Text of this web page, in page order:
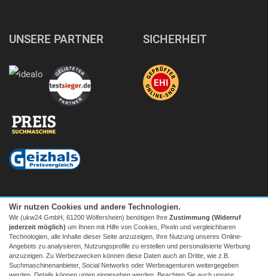
UNSERE PARTNER SICHERHEIT
Facebook| twitter
Wir nutzen Cookies und andere Technologien.
Wir (ukw24 GmbH, 61200 Wölfersheim) benötigen Ihre Zustimmung (Widerruf
jederzeit möglich) um Ihnen mit Hilfe von Cookies, Pixeln und vergleichbaren
Technologien, alle Inhalte dieser Seite anzuzeigen, Ihre Nutzung unseres Online-
Angebots zu analysieren, Nutzungsprofile zu erstellen und personalisierte Werbung
anzuzeigen. Zu Werbezwecken können diese Daten auch an Dritte, wie z.B.
Suchmaschinenanbieter, Social Networks oder Werbeagenturen weitergegeben